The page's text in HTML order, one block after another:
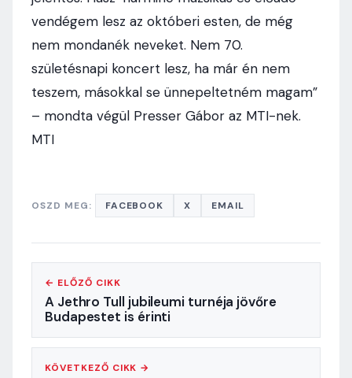
vendégem lesz az októberi esten, de még
nem mondanék neveket. Nem 70.
születésnapi koncert lesz, ha már én nem
teszem, másokkal se ünnepeltetném magam”
– mondta végül Presser Gábor az MTI-nek.
MTI
OSZD MEG: FACEBOOK X EMAIL
← ELŐZŐ CIKK
A Jethro Tull jubileumi turnéja jövőre
Budapestet is érinti
KÖVETKEZŐ CIKK →